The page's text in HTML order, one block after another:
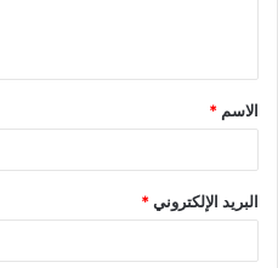
الاسم *
البريد الإلكتروني*